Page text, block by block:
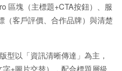
區塊（主標題+CTA按鈕）、服
（客戶評價、合作品牌）與清楚
型以「資訊清晰傳達」為主，
+圖片交替），配合標題層級